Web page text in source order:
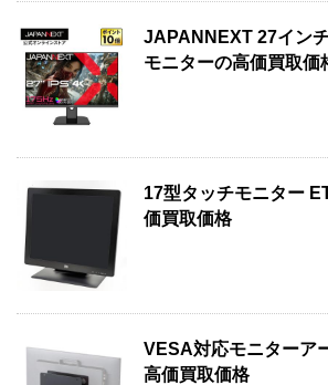
JAPANNEXT 27イン
モニターの高価買取価
17型タッチモニター
価買取価格
VESA対応モニターア
高価買取価格